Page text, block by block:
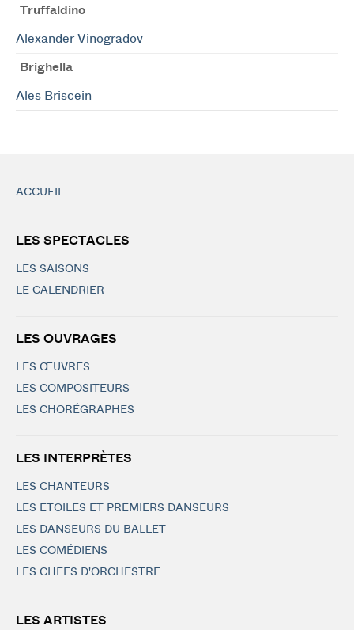
Truffaldino
Alexander Vinogradov
Brighella
Ales Briscein
ACCUEIL
LES SPECTACLES
LES SAISONS
LE CALENDRIER
LES OUVRAGES
LES ŒUVRES
LES COMPOSITEURS
LES CHORÉGRAPHES
LES INTERPRÈTES
LES CHANTEURS
LES ETOILES ET PREMIERS DANSEURS
LES DANSEURS DU BALLET
LES COMÉDIENS
LES CHEFS D'ORCHESTRE
LES ARTISTES